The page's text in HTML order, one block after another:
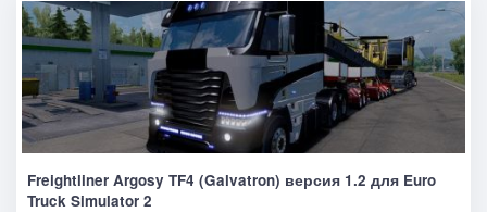
Freightliner Argosy TF4 (Galvatron) версия 1.2 для Euro
Truck Simulator 2